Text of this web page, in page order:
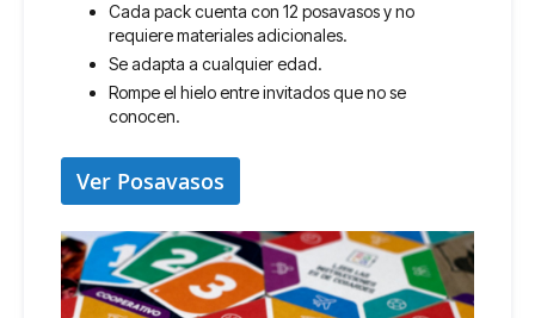
Cada pack cuenta con 12 posavasos y no
requiere materiales adicionales.
Se adapta a cualquier edad.
Rompe el hielo entre invitados que no se
conocen.
Ver Posavasos